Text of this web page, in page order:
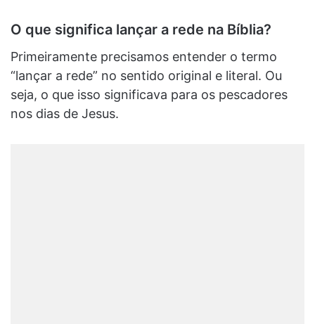
O que significa lançar a rede na Bíblia?
Primeiramente precisamos entender o termo
“lançar a rede” no sentido original e literal. Ou
seja, o que isso significava para os pescadores
nos dias de Jesus.